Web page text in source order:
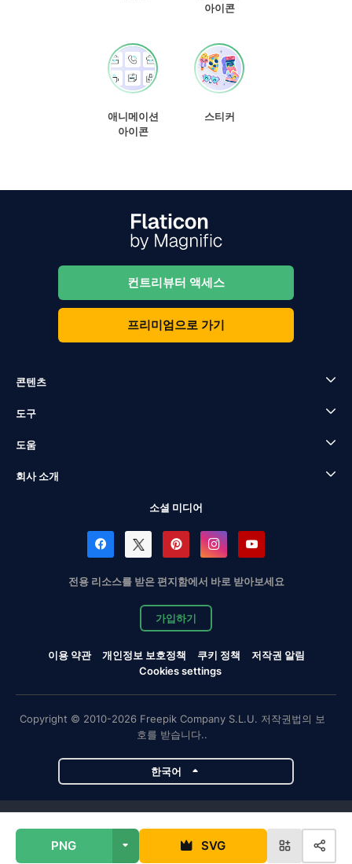
PNG SVG
아이콘
애니메이션
아이콘
스티커
컨트리뷰터 액세스
프리미엄으로 가기
콘텐츠
도구
도움
회사 소개
소셜 미디어
전용 리소스를 받은 편지함에서 바로 받아보세요
가입하기
이용 약관 개인정보 보호정책 쿠키 정책
저작권 알림
Cookies settings
Copyright © 2010-2026 Freepik Company S.L.U. 저작권법의 보
호를 받습니다..
한국어